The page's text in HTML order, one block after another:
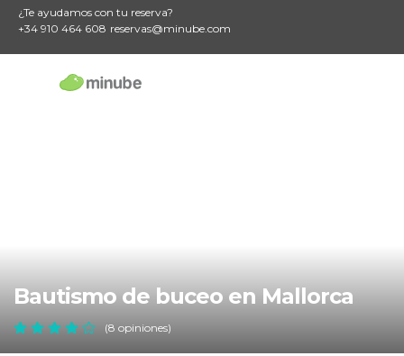
¿Te ayudamos con tu reserva?
+34 910 464 608 reservas@minube.com
Bautismo de buceo en Mallorca
(8 opiniones)